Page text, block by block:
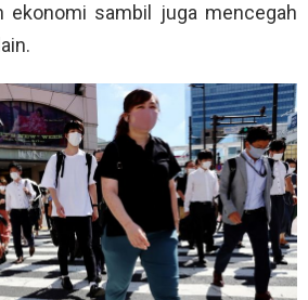
ekonomi sambil juga mencegah